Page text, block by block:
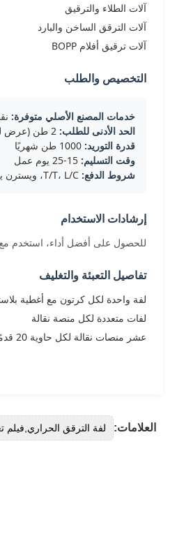
آلات الطلاء والترقيق
آلات الترقق الساخن والبارد
آلات ترقيق أفلام BOPP
التخصيص والطلب
خدمات المصنع الأصلي متوفرة:
الحد الأدنى للطلب:
قدرة التوريد:
وقت التسليم:
شروط الدفع:
إرشادات الاستخدام
للحصول على أفضل أداء، استخدم مع
تفاصيل التعبئة والتغليف
لفة واحدة لكل كرتون مع أغطية
لفات متعددة لكل منصة نقالة
عشر منصات نقالة لكل حاوية 20 قدمًا
العلامات: لفة الترقق